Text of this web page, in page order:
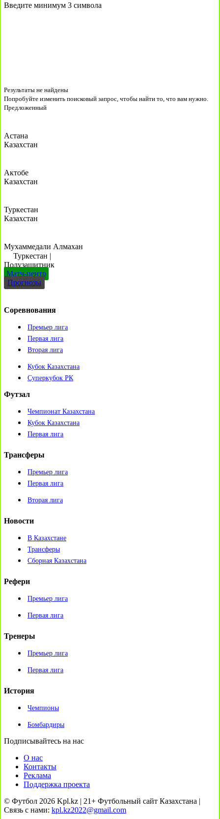
Введите минимум 3 символа
Результаты не найдены
Попробуйте изменить поисковый запрос, чтобы найти то, что вам нужно.
Предложенный
Астана
Казахстан
Актобе
Казахстан
Туркестан
Казахстан
Мухаммедали Алмахан
Туркестан |
Полузащитник
Матч-центр
Прогнозы
Соревнования
Премьер лига
Первая лига
Вторая лига
Кубок Казахстана
Суперкубок РК
Футзал
Чемпионат Казахстана
Кубок Казахстана
Первая лига
Трансферы
Премьер лига
Первая лига
Вторая лига
Новости
В Казахстане
Трансферы
Сборная Казахстана
Рефери
Премьер лига
Первая лига
Тренеры
Премьер лига
Первая лига
История
Чемпионы
Бомбардиры
Подписывайтесь на нас
О нас
Контакты
Реклама
Поддержка проекта
© Футбол 2026 Kpl.kz | 21+ Футбольный сайт Казахстана |
Связь с нами: kpl.kz2022@gmail.com